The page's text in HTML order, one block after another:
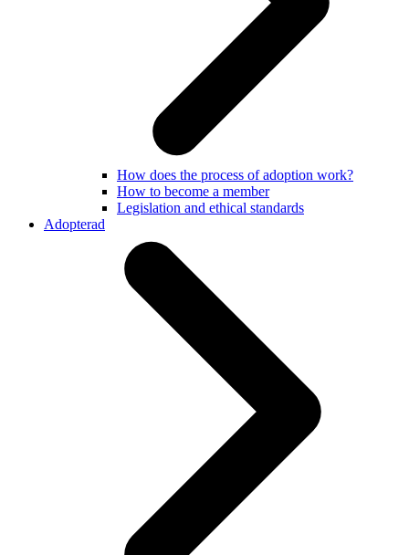
How does the process of adoption work?
How to become a member
Legislation and ethical standards
Adopterad